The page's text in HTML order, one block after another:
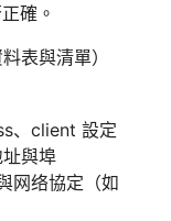
確。
表與清單）
、client 設定
與埠
网络協定（如